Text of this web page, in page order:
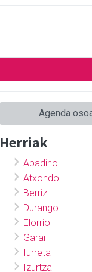
Agenda
Herriak
Abadino
Atxondo
Berriz
Durango
Elorrio
Garai
Iurreta
Izurtza